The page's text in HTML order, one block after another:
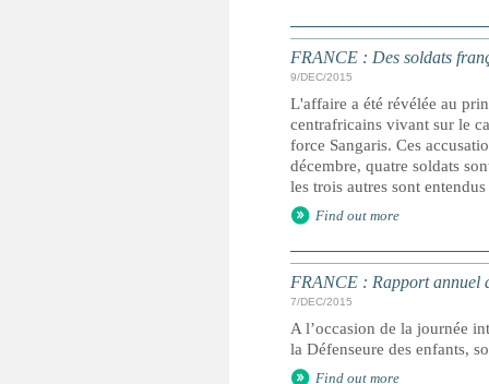
FRANCE : Des soldats
9/DEC/2015
L'affaire a été révélée au
centrafricains vivant sur le
force Sangaris. Ces
décembre, quatre soldats
les trois autres sont
Find out more
FRANCE : Rapport annuel
7/DEC/2015
A l’occasion de la journée
la Défenseure des enfants,
Find out more